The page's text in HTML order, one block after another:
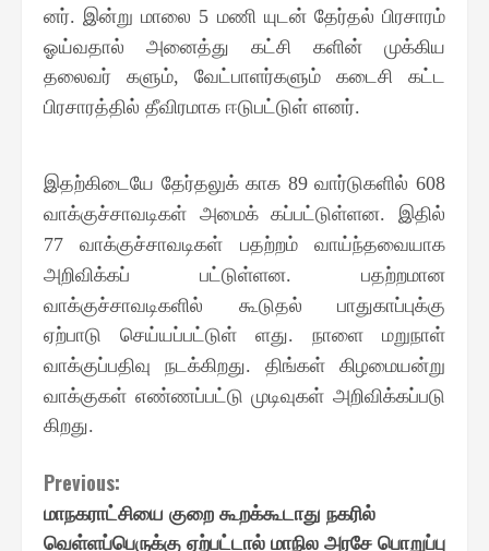
னர். இன்று மாலை 5 மணி யுடன் தேர்தல் பிரசாரம்
ஓய்வதால் அனைத்து கட்சி களின் முக்கிய
தலைவர் களும், வேட்பாளர்களும் கடைசி கட்ட
பிரசாரத்தில் தீவிரமாக ஈடுபட்டுள் ளனர்.
இதற்கிடையே தேர்தலுக் காக 89வார்டுகளில்608
வாக்குச்சாவடிகள் அமைக் கப்பட்டுள்ளன. இதில்
77வாக்குச்சாவடிகள் பதற்றம் வாய்ந்தவையாக
அறிவிக்கப் பட்டுள்ளன. பதற்றமான
வாக்குச்சாவடிகளில் கூடுதல் பாதுகாப்புக்கு
ஏற்பாடு செய்யப்பட்டுள் ளது. நாளை மறுநாள்
வாக்குப்பதிவு நடக்கிறது. திங்கள் கிழமையன்று
வாக்குகள் எண்ணப்பட்டு முடிவுகள் அறிவிக்கப்படு
கிறது.
Continue
Reading
Previous:
மாநகராட்சியை குறை கூறக்கூடாது நகரில்
வெள்ளப்பெருக்கு ஏற்பட்டால் மாநில அரசே பொறுப்பு